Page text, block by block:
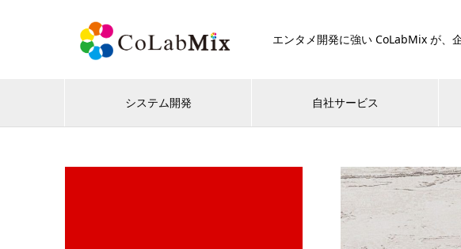
エンタメ開発に強い CoLabMix が、
システム開発 自社サービス